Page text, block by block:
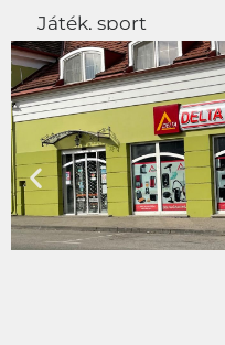
Játék, sport
Egyéb